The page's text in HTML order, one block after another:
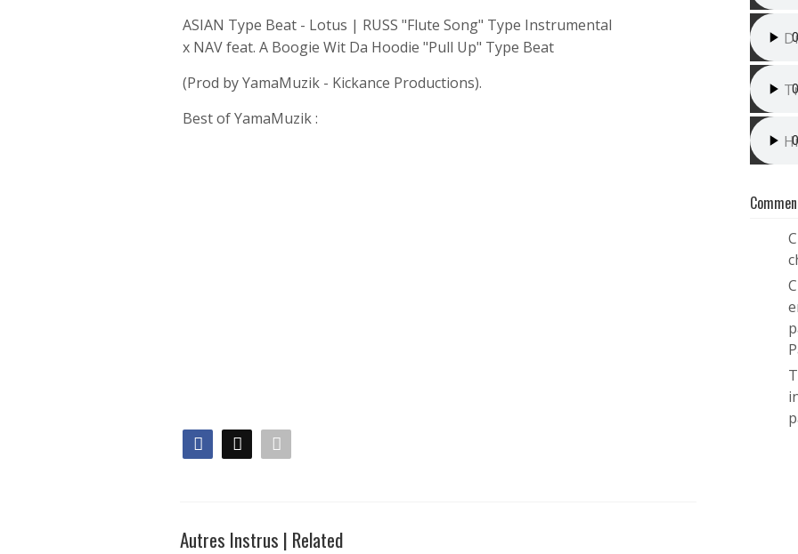
ASIAN Type Beat - Lotus | RUSS "Flute Song" Type Instrumental
x NAV feat. A Boogie Wit Da Hoodie "Pull Up" Type Beat
(Prod by YamaMuzik - Kickance Productions).
Best of YamaMuzik :
Autres Instrus | Related